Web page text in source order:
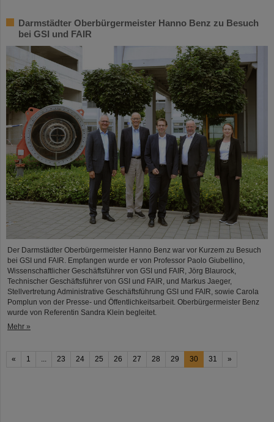
Darmstädter Oberbürgermeister Hanno Benz zu Besuch
bei GSI und FAIR
Der Darmstädter Oberbürgermeister Hanno Benz war vor Kurzem zu Besuch
bei GSI und FAIR. Empfangen wurde er von Professor Paolo Giubellino,
Wissenschaftlicher Geschäftsführer von GSI und FAIR, Jörg Blaurock,
Technischer Geschäftsführer von GSI und FAIR, und Markus Jaeger,
Stellvertretung Administrative Geschäftsführung GSI und FAIR, sowie Carola
Pomplun von der Presse- und Öffentlichkeitsarbeit. Oberbürgermeister Benz
wurde von Referentin Sandra Klein begleitet.
Mehr »
« 1 ... 23 24 25 26 27 28 29 30 31 »